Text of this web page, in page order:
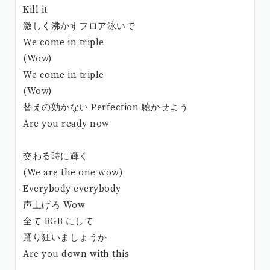
Kill it
激しく沸かすフロア泳いで
We come in triple
(Wow)
We come in triple
(Wow)
替えの効かない Perfection 聴かせよう
Are you ready now
交わる時に輝く
(We are the one wow)
Everybody everybody
声上げろ Wow
全て RGB にして
踊り狂いましょうか
Are you down with this